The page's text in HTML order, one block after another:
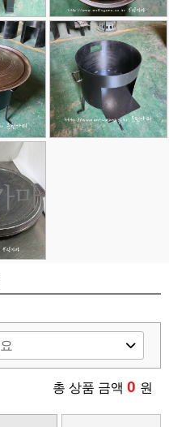
총 상품 금액 0 원